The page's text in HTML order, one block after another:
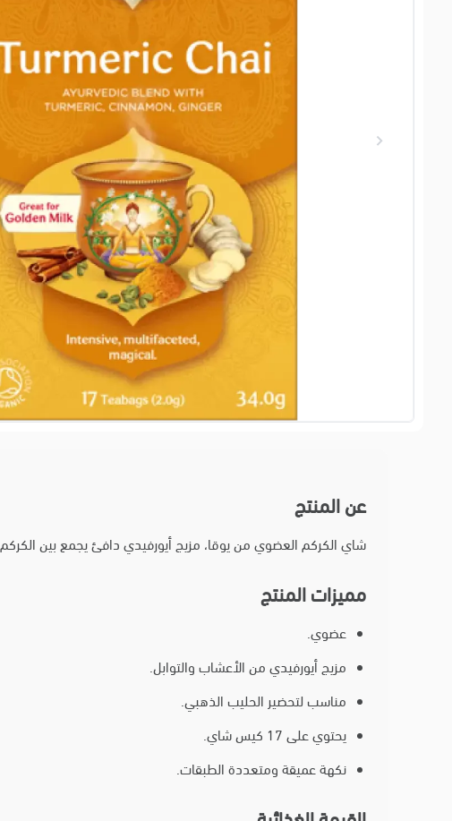
عن المنتج
شاي الكركم العضوي من يوقا، مزيج أيورفيدي دافئ يجمع بين
مميزات المنتج
عضوي.
مزيج أيورفيدي من الأعشاب والتوابل.
مناسب لتحضير الحليب الذهبي.
يحتوي على 17 كيس شاي.
نكهة عميقة ومتعددة الطبقات.